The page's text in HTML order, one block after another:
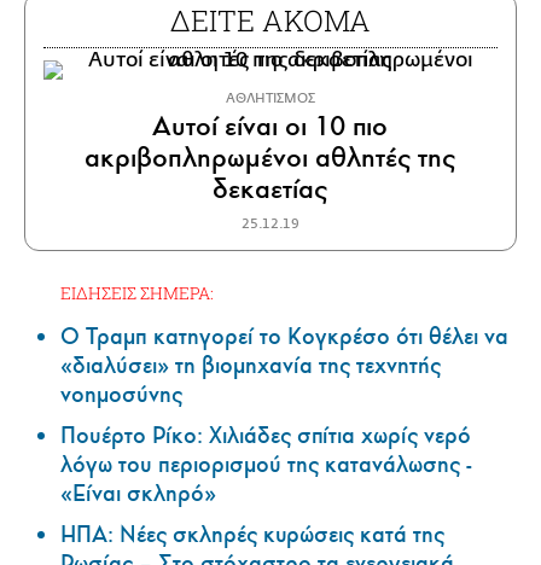
ΔΕΙΤΕ ΑΚΟΜΑ
ΑΘΛΗΤΙΣΜΟΣ
Αυτοί είναι οι 10 πιο
ακριβοπληρωμένοι αθλητές της
δεκαετίας
25.12.19
ΕΙΔΗΣΕΙΣ ΣΗΜΕΡΑ:
Ο Τραμπ κατηγορεί το Κογκρέσο ότι θέλει να
«διαλύσει» τη βιομηχανία της τεχνητής
νοημοσύνης
Πουέρτο Ρίκο: Χιλιάδες σπίτια χωρίς νερό
λόγω του περιορισμού της κατανάλωσης -
«Είναι σκληρό»
ΗΠΑ: Nέες σκληρές κυρώσεις κατά της